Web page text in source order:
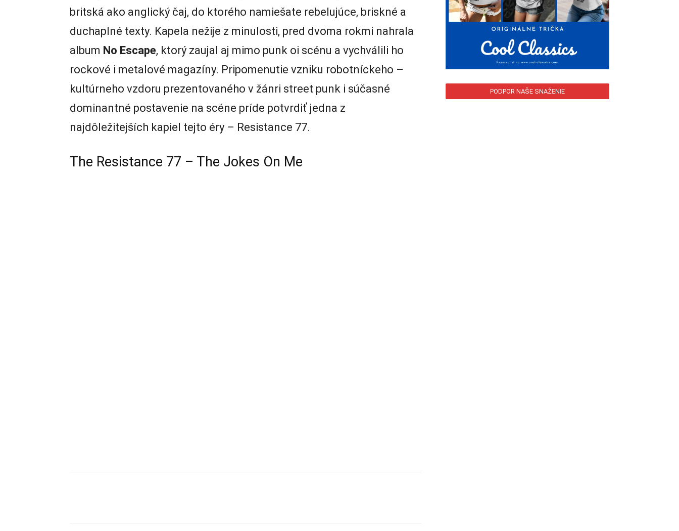
britská ako anglický čaj, do ktorého namiešate rebelujúce, briskné a
duchaplné texty. Kapela nežije z minulosti, pred dvoma rokmi nahrala
album No Escape, ktorý zaujal aj mimo punk oi scénu a vychválili ho
rockové i metalové magazíny. Pripomenutie vzniku robotníckeho –
kultúrneho vzdoru prezentovaného v žánri street punk i súčasné
dominantné postavenie na scéne príde potvrdiť jedna z
najdôležitejších kapiel tejto éry – Resistance 77.
The Resistance 77 – The Jokes On Me
PODPOR NAŠE SNAŽENIE